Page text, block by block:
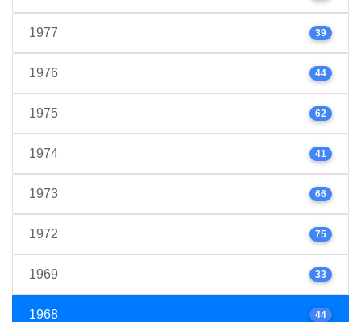
1977 39
1976 44
1975 62
1974 41
1973 66
1972 75
1969 33
1968 44